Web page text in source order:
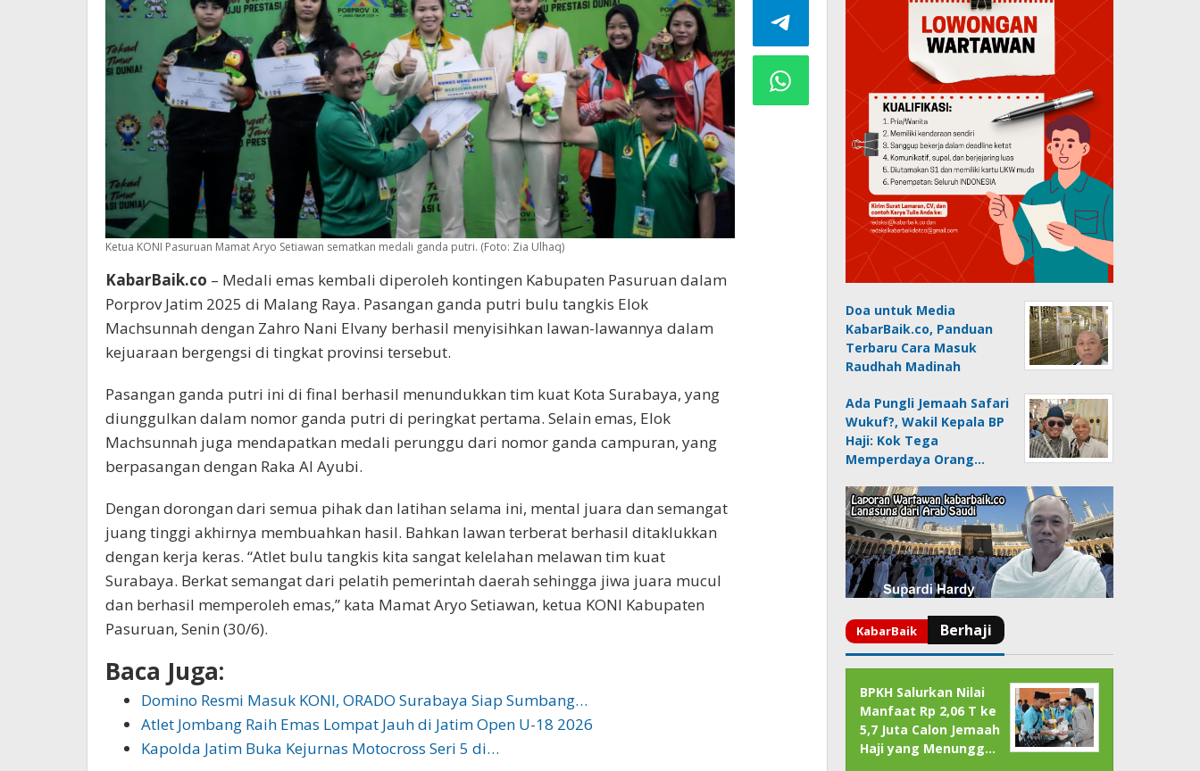
Ketua KONI Pasuruan Mamat Aryo Setiawan sematkan medali ganda putri. (Foto: Zia Ulhaq)
KabarBaik.co – Medali emas kembali diperoleh kontingen Kabupaten Pasuruan dalam
Porprov Jatim 2025 di Malang Raya. Pasangan ganda putri bulu tangkis Elok
Machsunnah dengan Zahro Nani Elvany berhasil menyisihkan lawan-lawannya dalam
kejuaraan bergengsi di tingkat provinsi tersebut.
Pasangan ganda putri ini di final berhasil menundukkan tim kuat Kota Surabaya, yang
diunggulkan dalam nomor ganda putri di peringkat pertama. Selain emas, Elok
Machsunnah juga mendapatkan medali perunggu dari nomor ganda campuran, yang
berpasangan dengan Raka Al Ayubi.
Dengan dorongan dari semua pihak dan latihan selama ini, mental juara dan semangat
juang tinggi akhirnya membuahkan hasil. Bahkan lawan terberat berhasil ditaklukkan
dengan kerja keras. “Atlet bulu tangkis kita sangat kelelahan melawan tim kuat
Surabaya. Berkat semangat dari pelatih pemerintah daerah sehingga jiwa juara mucul
dan berhasil memperoleh emas,” kata Mamat Aryo Setiawan, ketua KONI Kabupaten
Pasuruan, Senin (30/6).
Baca Juga:
Domino Resmi Masuk KONI, ORADO Surabaya Siap Sumbang…
Atlet Jombang Raih Emas Lompat Jauh di Jatim Open U-18 2026
Kapolda Jatim Buka Kejurnas Motocross Seri 5 di…
Doa untuk Media
KabarBaik.co, Panduan
Terbaru Cara Masuk
Raudhah Madinah
Ada Pungli Jemaah Safari
Wukuf?, Wakil Kepala BP
Haji: Kok Tega
Memperdaya Orang…
BPKH Salurkan Nilai
Manfaat Rp 2,06 T ke
5,7 Juta Calon Jemaah
Haji yang Menungg…